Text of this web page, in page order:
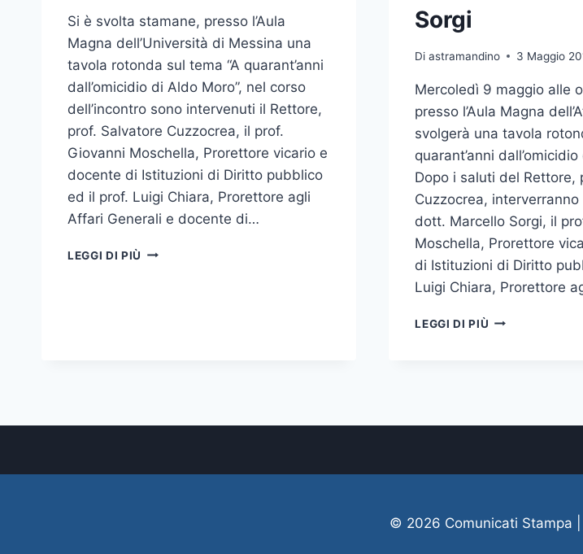
Si è svolta stamane, presso l’Aula
Magna dell’Università di Messina una
tavola rotonda sul tema “A quarant’anni
dall’omicidio di Aldo Moro”, nel corso
dell’incontro sono intervenuti il Rettore,
prof. Salvatore Cuzzocrea, il prof.
Giovanni Moschella, Prorettore vicario e
docente di Istituzioni di Diritto pubblico
ed il prof. Luigi Chiara, Prorettore agli
Affari Generali e docente di…
LEGGI DI PIÙ TAVOLA
Sorgi
Di astramandino 3 Maggio
Mercoledì 9 maggio alle
presso l’Aula Magna
svolgerà una tavola
quarant’anni
Dopo i saluti del Rettore,
Cuzzocrea,
dott. Marcello Sorgi, il
Moschella, Prorettore
di Istituzioni di Diritto
Luigi Chiara, Prorettore
LEGGI DI PIÙ TAVOLA
IL
SORGI
© 2026 Comunicati Stampa |